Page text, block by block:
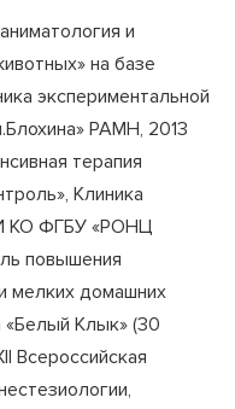
и
на базе
экспериментальной
РАМН, 2013
терапия
Клиника
КО ФГБУ «РОНЦ
повышения
мелких домашних
«Белый Клык» (30
Всероссийская